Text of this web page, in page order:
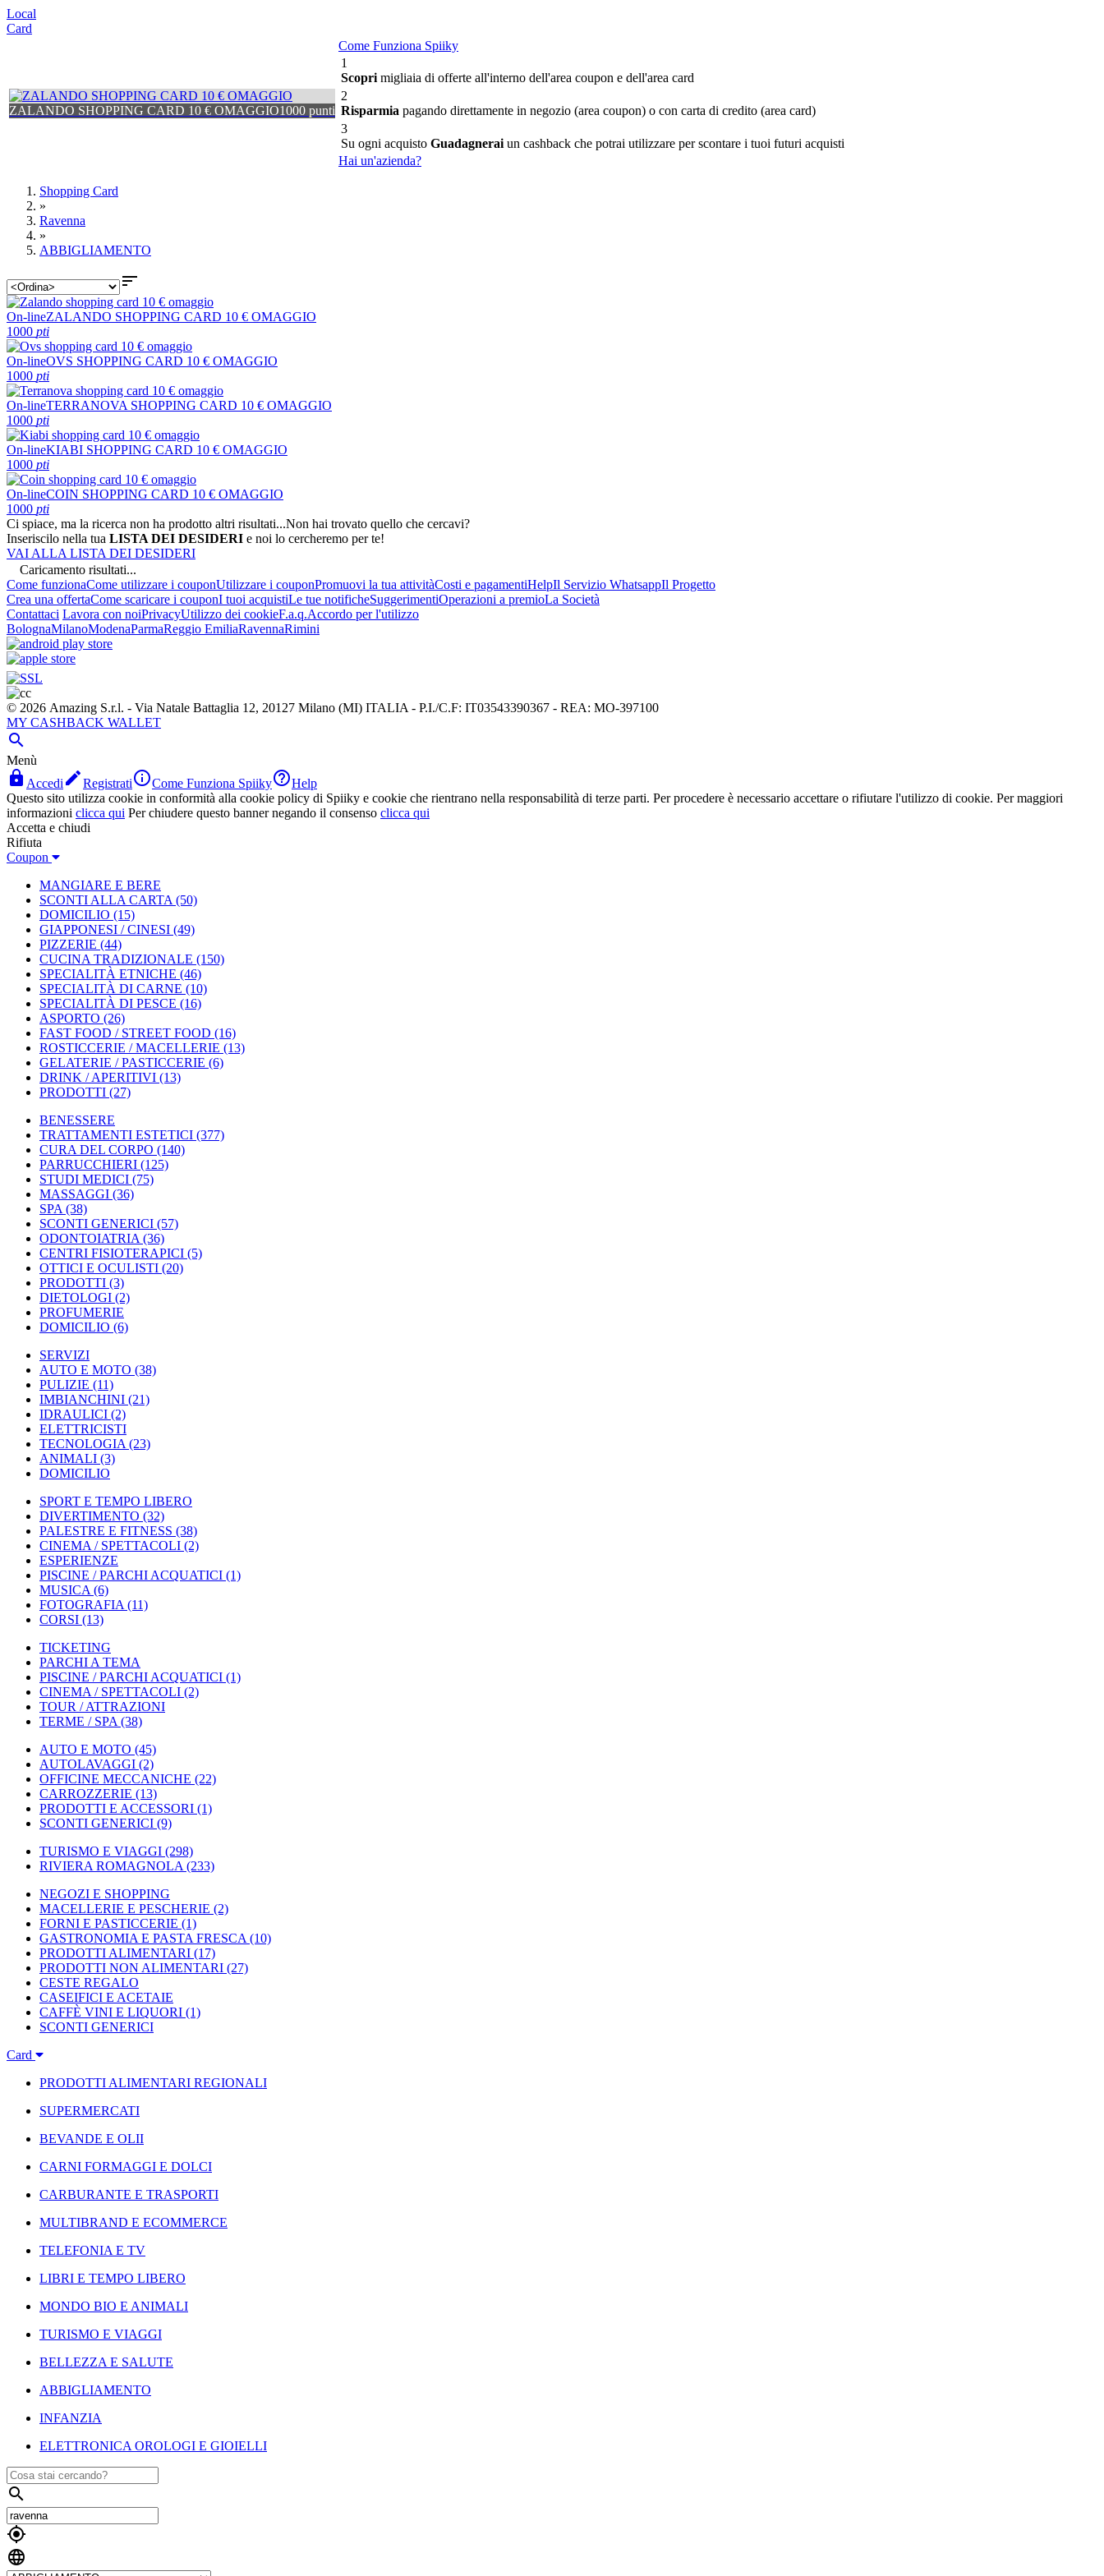
Local
Card
ZALANDO SHOPPING CARD 10 € OMAGGIO1000 punti
Come Funziona Spiiky
1
Scopri migliaia di offerte all'interno dell'area coupon e dell'area card
2
Risparmia pagando direttamente in negozio (area coupon) o con carta di credito (area card)
3
Su ogni acquisto Guadagnerai un cashback che potrai utilizzare per scontare i tuoi futuri acquisti
Hai un'azienda?
Shopping Card
»
Ravenna
»
ABBIGLIAMENTO

On-lineZALANDO SHOPPING CARD 10 € OMAGGIO
1000 pti
On-lineOVS SHOPPING CARD 10 € OMAGGIO
1000 pti
On-lineTERRANOVA SHOPPING CARD 10 € OMAGGIO
1000 pti
On-lineKIABI SHOPPING CARD 10 € OMAGGIO
1000 pti
On-lineCOIN SHOPPING CARD 10 € OMAGGIO
1000 pti
Ci spiace, ma la ricerca non ha prodotto altri risultati...Non hai trovato quello che cercavi?
Inseriscilo nella tua LISTA DEI DESIDERI e noi lo cercheremo per te!
VAI ALLA LISTA DEI DESIDERI
Caricamento risultati...
Come funzionaCome utilizzare i couponUtilizzare i couponPromuovi la tua attivitàCosti e pagamentiHelpIl Servizio WhatsappIl Progetto
Crea una offertaCome scaricare i couponI tuoi acquistiLe tue notificheSuggerimentiOperazioni a premioLa Società
Contattaci Lavora con noiPrivacyUtilizzo dei cookieF.a.q.Accordo per l'utilizzo
BolognaMilanoModenaParmaReggio EmiliaRavennaRimini
© 2026 Amazing S.r.l. - Via Natale Battaglia 12, 20127 Milano (MI) ITALIA - P.I./C.F: IT03543390367 - REA: MO-397100
MY CASHBACK WALLET

Menù
 Accedi RegistratiCome Funziona SpiikyHelp
Questo sito utilizza cookie in conformità alla cookie policy di Spiiky e cookie che rientrano nella responsabilità di terze parti. Per procedere è necessario accettare o rifiutare l'utilizzo di cookie. Per maggiori
informazioni clicca qui Per chiudere questo banner negando il consenso clicca qui
Accetta e chiudi
Rifiuta
Coupon
MANGIARE E BERE
SCONTI ALLA CARTA (50)
DOMICILIO (15)
GIAPPONESI / CINESI (49)
PIZZERIE (44)
CUCINA TRADIZIONALE (150)
SPECIALITÀ ETNICHE (46)
SPECIALITÀ DI CARNE (10)
SPECIALITÀ DI PESCE (16)
ASPORTO (26)
FAST FOOD / STREET FOOD (16)
ROSTICCERIE / MACELLERIE (13)
GELATERIE / PASTICCERIE (6)
DRINK / APERITIVI (13)
PRODOTTI (27)
BENESSERE
TRATTAMENTI ESTETICI (377)
CURA DEL CORPO (140)
PARRUCCHIERI (125)
STUDI MEDICI (75)
MASSAGGI (36)
SPA (38)
SCONTI GENERICI (57)
ODONTOIATRIA (36)
CENTRI FISIOTERAPICI (5)
OTTICI E OCULISTI (20)
PRODOTTI (3)
DIETOLOGI (2)
PROFUMERIE
DOMICILIO (6)
SERVIZI
AUTO E MOTO (38)
PULIZIE (11)
IMBIANCHINI (21)
IDRAULICI (2)
ELETTRICISTI
TECNOLOGIA (23)
ANIMALI (3)
DOMICILIO
SPORT E TEMPO LIBERO
DIVERTIMENTO (32)
PALESTRE E FITNESS (38)
CINEMA / SPETTACOLI (2)
ESPERIENZE
PISCINE / PARCHI ACQUATICI (1)
MUSICA (6)
FOTOGRAFIA (11)
CORSI (13)
TICKETING
PARCHI A TEMA
PISCINE / PARCHI ACQUATICI (1)
CINEMA / SPETTACOLI (2)
TOUR / ATTRAZIONI
TERME / SPA (38)
AUTO E MOTO (45)
AUTOLAVAGGI (2)
OFFICINE MECCANICHE (22)
CARROZZERIE (13)
PRODOTTI E ACCESSORI (1)
SCONTI GENERICI (9)
TURISMO E VIAGGI (298)
RIVIERA ROMAGNOLA (233)
NEGOZI E SHOPPING
MACELLERIE E PESCHERIE (2)
FORNI E PASTICCERIE (1)
GASTRONOMIA E PASTA FRESCA (10)
PRODOTTI ALIMENTARI (17)
PRODOTTI NON ALIMENTARI (27)
CESTE REGALO
CASEIFICI E ACETAIE
CAFFÈ VINI E LIQUORI (1)
SCONTI GENERICI
Card
PRODOTTI ALIMENTARI REGIONALI
SUPERMERCATI
BEVANDE E OLII
CARNI FORMAGGI E DOLCI
CARBURANTE E TRASPORTI
MULTIBRAND E ECOMMERCE
TELEFONIA E TV
LIBRI E TEMPO LIBERO
MONDO BIO E ANIMALI
TURISMO E VIAGGI
BELLEZZA E SALUTE
ABBIGLIAMENTO
INFANZIA
ELETTRONICA OROLOGI E GIOIELLI


